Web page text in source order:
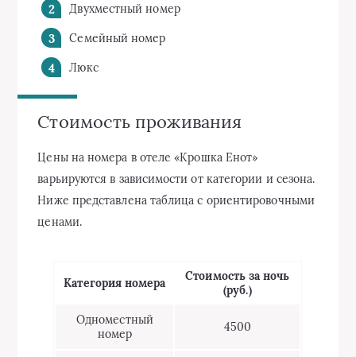
Двухместный номер
Семейный номер
Люкс
Стоимость проживания
Цены на номера в отеле «Крошка Енот»
варьируются в зависимости от категории и сезона.
Ниже представлена таблица с ориентировочными
ценами.
Категория номера
Стоимость за ночь
(руб.)
Одноместный
номер
4500